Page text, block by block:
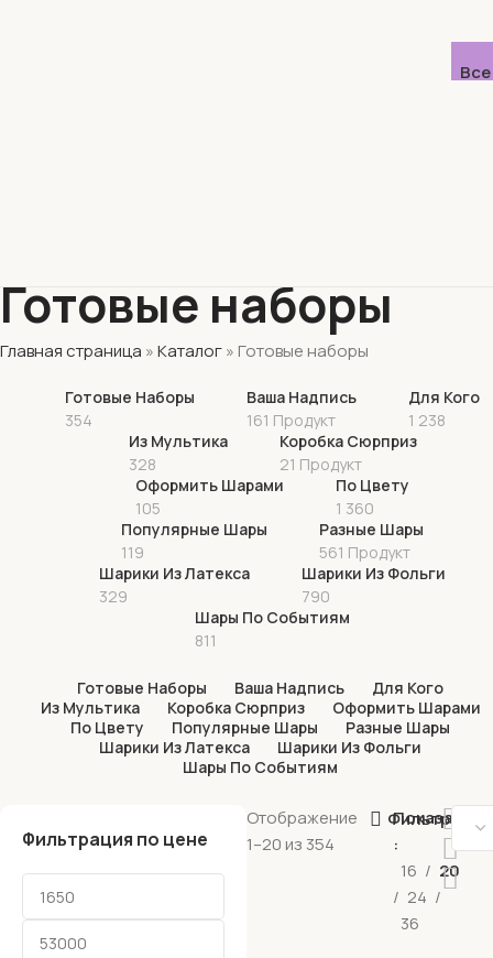
Готовые наборы
Главная страница »Каталог» Готовые наборы
Готовые Наборы
354
Ваша Надпись
161 Продукт
Для Кого
1 238
Из Мультика
328
Коробка Сюрприз
21 Продукт
Оформить Шарами
105
По Цвету
1 360
Популярные Шары
119
Разные Шары
561 Продукт
Шарики Из Латекса
329
Шарики Из Фольги
790
Шары По Событиям
811
Готовые Наборы Ваша Надпись
Для Кого
Из Мультика
Коробка Сюрприз
Оформить Шарами
По Цвету
Популярные Шары
Разные Шары
Шарики Из Латекса
Шарики Из Фольги
Шары По Событиям
Фильтрация по цене
Отображение
1–20 из 354
Фильтрация
Показать
16
20
24
36